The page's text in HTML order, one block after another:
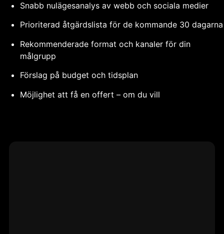
Snabb nulägesanalys av webb och sociala medier
Prioriterad åtgärdslista för de kommande 30 dagarna
Rekommenderade format och kanaler för din
målgrupp
Förslag på budget och tidsplan
Möjlighet att få en offert – om du vill